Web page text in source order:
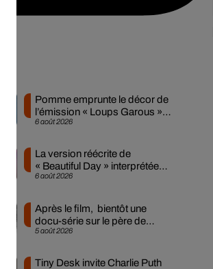
6 août 2026
Pomme emprunte le décor de
l’émission « Loups Garous »
pour son...
6 août 2026
La version réécrite de
« Beautiful Day » interprétée
lors des...
5 août 2026
Après le film, bientôt une
docu-série sur le père de
Michael Jackson
Tiny Desk invite Charlie Puth